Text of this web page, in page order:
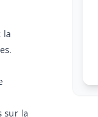
la
sur la